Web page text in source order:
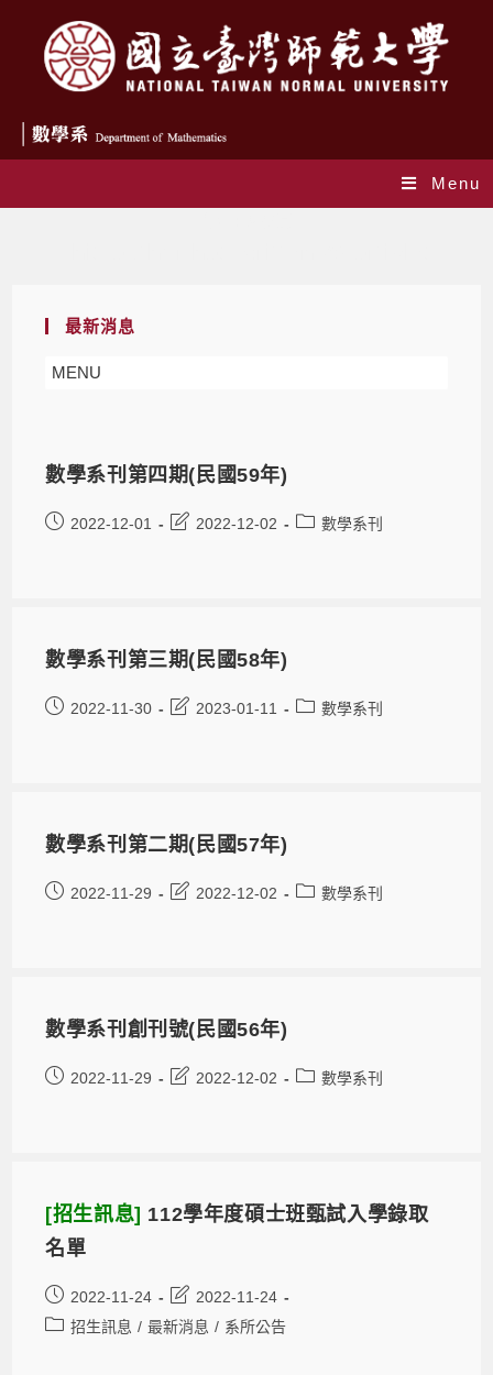
Menu
最新消息
MENU
數學系刊第四期(民國59年)
2022-12-01 2022-12-02 數學系刊
數學系刊第三期(民國58年)
2022-11-30 2023-01-11 數學系刊
數學系刊第二期(民國57年)
2022-11-29 2022-12-02 數學系刊
數學系刊創刊號(民國56年)
2022-11-29 2022-12-02 數學系刊
[招生訊息] 112學年度碩士班甄試入學錄取
名單
2022-11-24
2022-11-24
招生訊息 / 最新消息 / 系所公告